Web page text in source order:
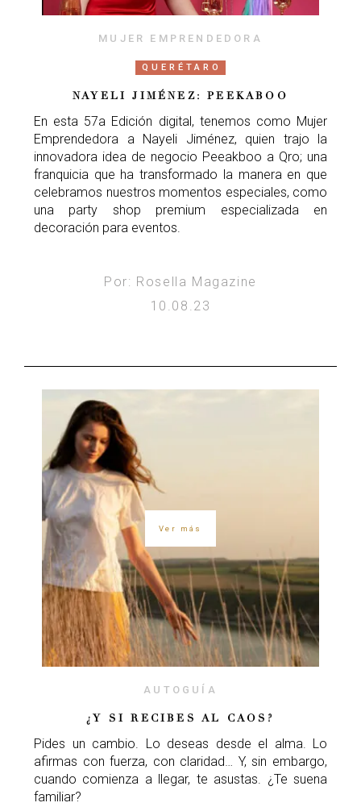
MUJER EMPRENDEDORA
QUERÉTARO
NAYELI JIMÉNEZ: PEEKABOO
En esta 57a Edición digital, tenemos como Mujer
Emprendedora a Nayeli Jiménez, quien trajo la
innovadora idea de negocio Peeakboo a Qro; una
franquicia que ha transformado la manera en que
celebramos nuestros momentos especiales, como
una party shop premium especializada en
decoración para eventos.
Por: Rosella Magazine
10.08.23
Ver más
AUTOGUÍA
¿Y SI RECIBES AL CAOS?
Pides un cambio. Lo deseas desde el alma. Lo
afirmas con fuerza, con claridad… Y, sin embargo,
cuando comienza a llegar, te asustas. ¿Te suena
familiar?